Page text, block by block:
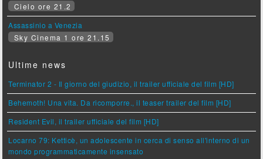
Cielo ore 21.2
Assassinio a Venezia
Sky Cinema 1 ore 21.15
Ultime news
Terminator 2 - Il giorno del giudizio, il trailer ufficiale del film [HD]
Behemoth! Una vita. Da ricomporre., il teaser trailer del film [HD]
Resident Evil, il trailer ufficiale del film [HD]
Locarno 79: Ketticè, un adolescente in cerca di senso all'interno di un
mondo programmaticamente insensato